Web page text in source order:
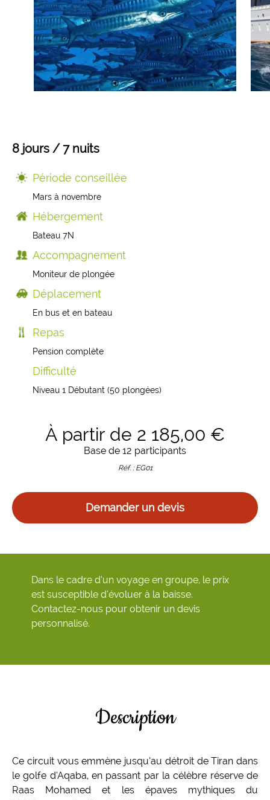
8 jours / 7 nuits
Période conseillée
Mars à novembre
Hébergement
Bateau 7N
Accompagnement
Moniteur de plongée
Déplacement
En bus et en bateau
Repas
Pension complète
Difficulté
Niveau 1 Débutant (50 plongées)
À partir de 2 185,00 €
Base de 12 participants
Réf. : EG01
Demander un devis
Dans le cadre d’un voyage en groupe, le prix
est susceptible d’évoluer à la baisse.
Contactez-nous pour obtenir un devis
personnalisé.
Description
Ce circuit vous emmène jusqu’au détroit de Tiran dans
le golfe d’Aqaba, en passant par la célèbre réserve de
Raas Mohamed et les épaves mythiques du
Mongolie
Laos
Sri Lanka
Cambodge
Birmanie
Finlande
Colombie
Voyages de Noces
Voyages pour jeunes
Voyage insolite